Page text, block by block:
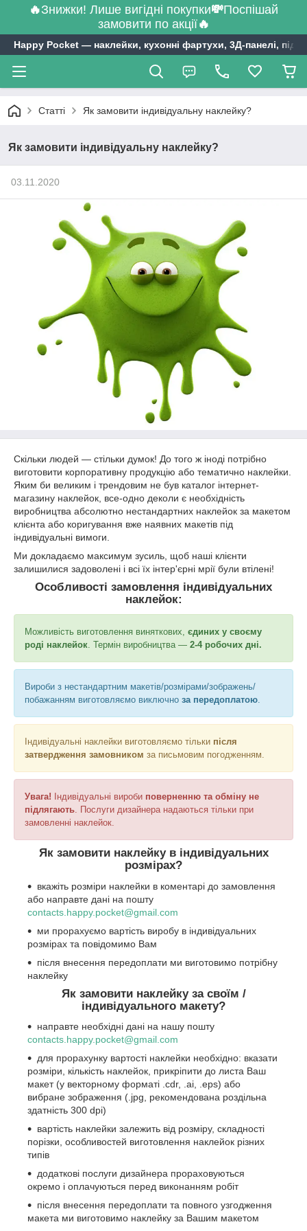
🔥Знижки! Лише вигідні покупки💸Поспішай
замовити по акції🔥
Happy Pocket ― наклейки, кухонні фартухи, 3Д-панелі,
Статті Як замовити індивідуальну наклейку?
Як замовити індивідуальну наклейку?
03.11.2020
Скільки людей ― стільки думок! До того ж іноді потрібно
виготовити корпоративну продукцію або тематично наклейки.
Яким би великим і трендовим не був каталог інтернет-
магазину наклейок, все-одно деколи є необхідність
виробництва абсолютно нестандартних наклейок за макетом
клієнта або коригування вже наявних макетів під
індивідуальні вимоги.
Ми докладаємо максимум зусиль, щоб наші клієнти
залишилися задоволені і всі їх інтер'єрні мрії були втілені!
Особливості замовлення індивідуальних
наклейок:
Можливість виготовлення виняткових, єдиних у своєму
роді наклейок . Термін виробництва ― 2-4 робочих дні.
Вироби з нестандартним макетів/розмірами/зображень/
побажанням виготовляємо виключно за передоплатою
Індивідуальні наклейки виготовляємо тільки після
затвердження замовником за письмовим погодженням.
Увага! Індивідуальні вироби поверненню та обміну не
підлягають . Послуги дизайнера надаються тільки при
замовленні наклейок.
Як замовити наклейку в індивідуальних
розмірах?
вкажіть розміри наклейки в коментарі до замовлення
або направте дані на пошту
contacts.happy.pocket@gmail.com
ми прорахуємо вартість виробу в індивідуальних
розмірах та повідомимо Вам
після внесення передоплати ми виготовимо потрібну
наклейку
Як замовити наклейку за своїм /
індивідуального макету?
направте необхідні дані на нашу пошту
contacts.happy.pocket@gmail.com
для прорахунку вартості наклейки необхідно: вказати
розміри, кількість наклейок, прикріпити до листа Ваш
макет (у векторному форматі .cdr, .ai, .eps) або
вибране зображення (.jpg, рекомендована роздільна
здатність 300 dpi)
вартість наклейки залежить від розміру, складності
порізки, особливостей виготовлення наклейок різних
типів
додаткові послуги дизайнера прораховуються
окремо і оплачуються перед виконанням робіт
після внесення передоплати та повного узгодження
макета ми виготовимо наклейку за Вашим макетом